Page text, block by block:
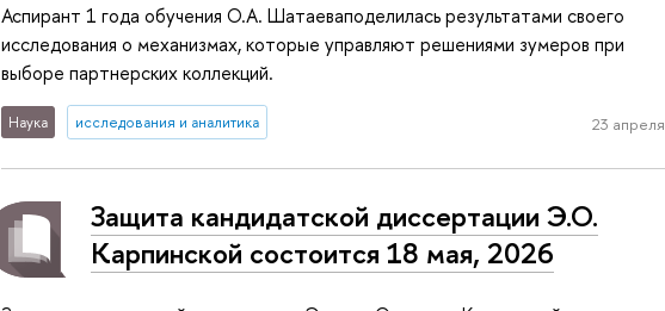
Аспирант 1 года обучения О.А. Шатаеваподелилась результатами своего
исследования о механизмах, которые управляют решениями зумеров при
выборе партнерских коллекций.
Наука исследования и аналитика 23 апреля
Защита кандидатской диссертации Э.О.
Карпинской состоится 18 мая, 2026